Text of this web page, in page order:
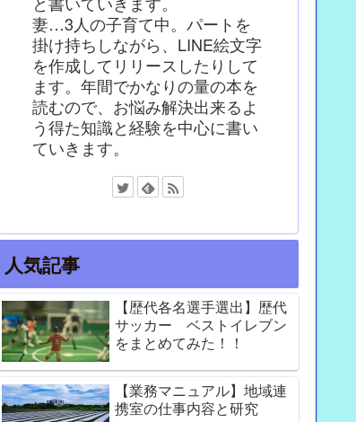
妻…3人の子育て中。パートを
掛け持ちしながら、LINE絵文字
を作成してリリースしたりして
ます。年間でかなりの量の本を
読むので、お悩み解決出来るよ
う得た知識と経験を中心に書い
ていきます。
人気記事
【歴代各名選手選出】歴代
サッカー ベストイレブン
をまとめてみた！！
【業務マニュアル】地域連
携室の仕事内容と研究